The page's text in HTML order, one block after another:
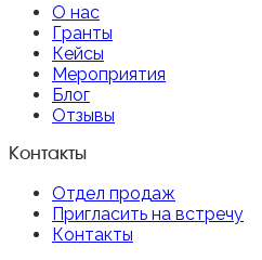
О нас
Гранты
Кейсы
Мероприятия
Блог
Отзывы
Контакты
Отдел продаж
Пригласить на встречу
Контакты